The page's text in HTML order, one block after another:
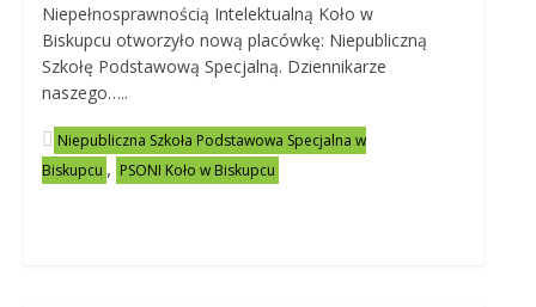
Niepełnosprawnością Intelektualną Koło w
Biskupcu otworzyło nową placówkę: Niepubliczną
Szkołę Podstawową Specjalną. Dziennikarze
naszego…..
Niepubliczna Szkoła Podstawowa Specjalna w
Biskupcu , PSONI Koło w Biskupcu